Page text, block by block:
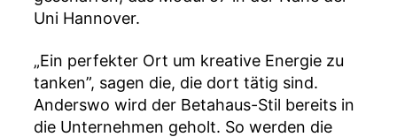
Uni Hannover.
„Ein perfekter Ort um kreative Energie zu
tanken”, sagen die, die dort tätig sind.
Anderswo wird der Betahaus-Stil bereits in
die Unternehmen geholt. So werden die